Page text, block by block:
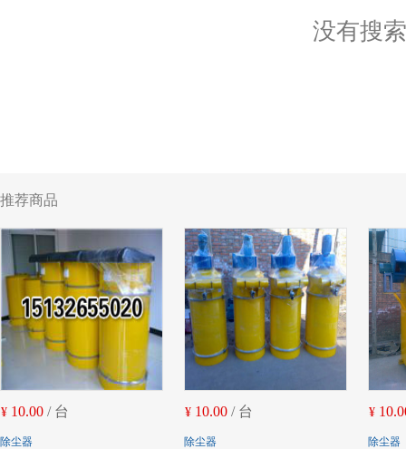
没有搜
推荐商品
¥ 10.00 / 台
除尘器
¥ 10.00 / 台
除尘器
¥
除尘器